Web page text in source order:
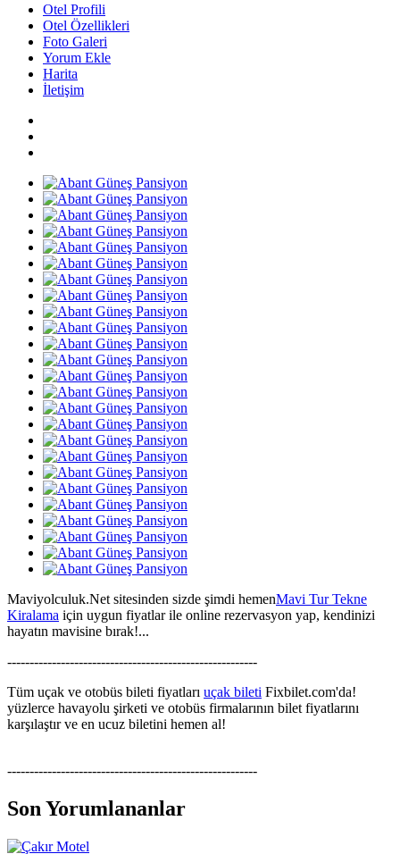
Otel Profili
Otel Özellikleri
Foto Galeri
Yorum Ekle
Harita
İletişim
Maviyolculuk.Net sitesinden sizde şimdi hemenMavi Tur Tekne
Kiralama için uygun fiyatlar ile online rezervasyon yap, kendinizi
hayatın mavisine bırak!...
--------------------------------------------------------
Tüm uçak ve otobüs bileti fiyatları uçak bileti Fixbilet.com'da!
yüzlerce havayolu şirketi ve otobüs firmalarının bilet fiyatlarını
karşılaştır ve en ucuz biletini hemen al!
--------------------------------------------------------
Son Yorumlananlar